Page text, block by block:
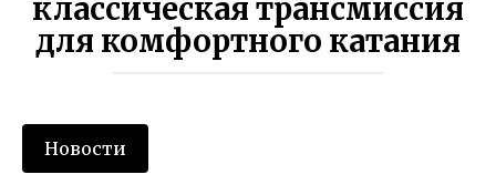
классическая трансмиссия
для комфортного катания
Новости